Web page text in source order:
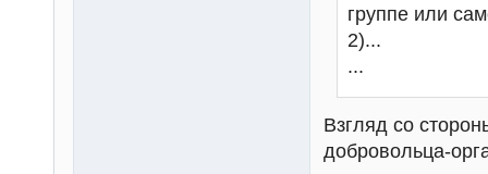
группе или
2)...
...
Взгляд со
добровольца-